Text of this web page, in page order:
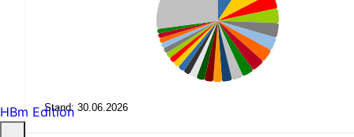
Stand: 30.06.2026
HBm Edition